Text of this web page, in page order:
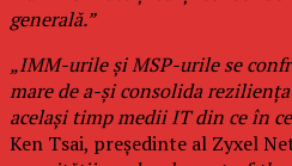
generală.”
„IMM-urile și MSP-urile se
mare de a-și consolida
același timp medii IT din ce în
Ken Tsai, președinte al Zyxel